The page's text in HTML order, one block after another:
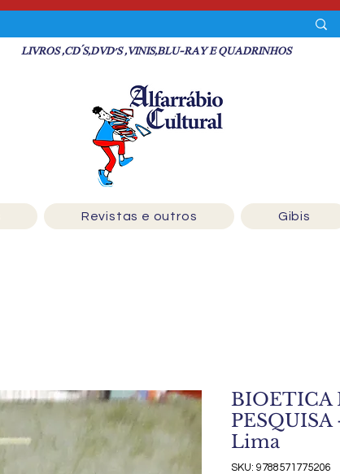
LIVROS ,CD´S,DVD'S ,VINIS,BLU-RAY E QUADRINHOS
Revistas e outros Gibis
BIOETICA
Lima
SKU: 9788571775206